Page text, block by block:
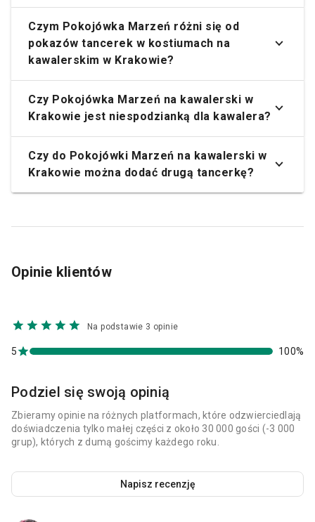
Czym Pokojówka Marzeń różni się od
pokazów tancerek w kostiumach na
kawalerskim w Krakowie?
Czy Pokojówka Marzeń na kawalerski w
Krakowie jest niespodzianką dla kawalera?
Czy do Pokojówki Marzeń na kawalerski w
Krakowie można dodać drugą tancerkę?
Opinie klientów
Na podstawie 3 opinie
5 100%
Podziel się swoją opinią
Zbieramy opinie na różnych platformach, które odzwierciedlają
doświadczenia tylko małej części z około 30 000 gości (-3 000
grup), których z dumą gościmy każdego roku.
Napisz recenzję